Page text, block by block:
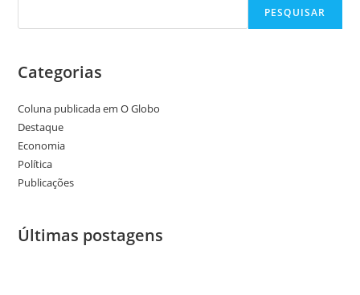
PESQUISAR
Categorias
Coluna publicada em O Globo
Destaque
Economia
Política
Publicações
Últimas postagens